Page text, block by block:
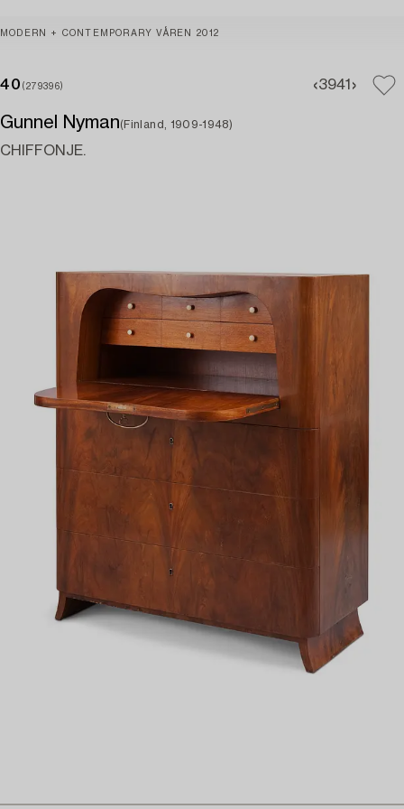
MODERN + CONTEMPORARY VÅREN 2012
40 (279396) 3941
Gunnel Nyman(Finland, 1909-1948)
CHIFFONJE.